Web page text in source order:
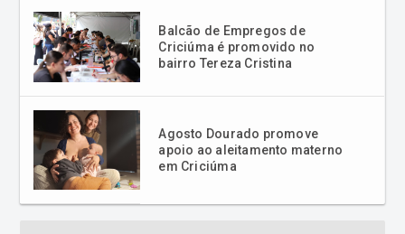
Balcão de Empregos de
Criciúma é promovido no
bairro Tereza Cristina
Agosto Dourado promove
apoio ao aleitamento materno
em Criciúma